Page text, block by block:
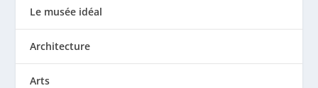
Le musée idéal
Architecture
Arts